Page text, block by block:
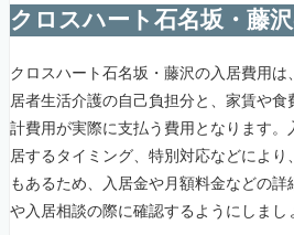
クロスハート石名坂・藤
クロスハート石名坂・藤沢の入居費用は
居者生活介護の自己負担分と、家賃や食
計費用が実際に支払う費用となります。
居するタイミング、特別対応などにより
もあるため、入居金や月額料金などの
や入居相談の際に確認するようにしまし